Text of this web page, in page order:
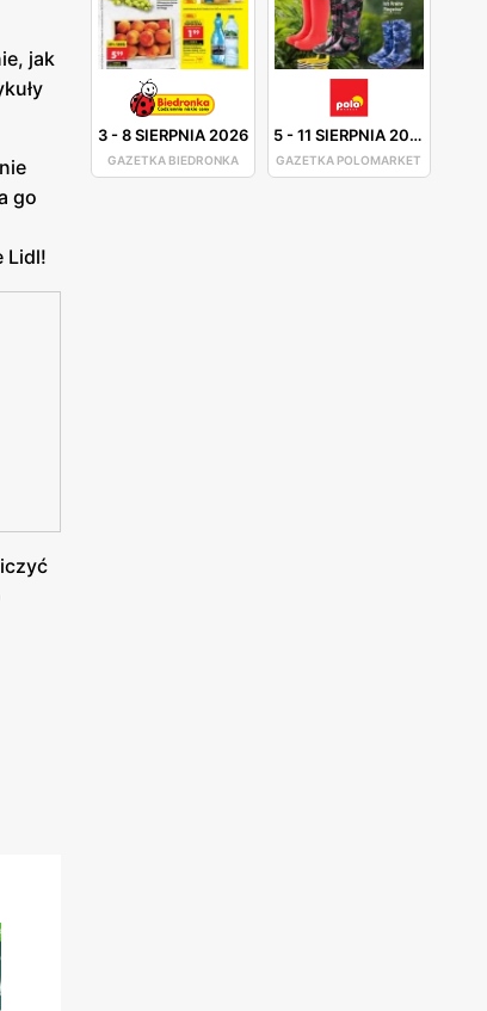
3-8 SIERPNIA 2026
GAZETKA BIEDRONKA
5-11 SIERPNIA 2026
GAZETKA POLOMARKET
jak
go
Lidl!